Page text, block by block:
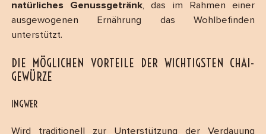
natürliches Genussgetränk, das im Rahmen einer
ausgewogenen Ernährung das Wohlbefinden
unterstützt.
DIE MÖGLICHEN VORTEILE DER WICHTIGSTEN CHAI-
GEWÜRZE
INGWER
Wird traditionell zur Unterstützung der Verdauung